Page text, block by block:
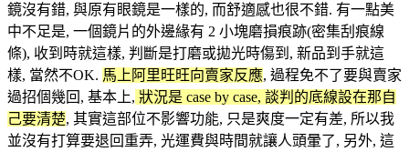
鏡沒有錯, 與原有眼鏡是一樣的, 而舒適感也很不錯. 有一點美
中不足是, 一個鏡片的外邊緣有 2 小塊磨損痕跡(密集刮痕線
條), 收到時就這樣, 判斷是打磨或拋光時傷到, 新品到手就這
樣, 當然不OK. 馬上阿里旺旺向賣家反應, 過程免不了要與賣家
過招個幾回, 基本上, 狀況是 case by case, 談判的底線設在那自
己要清楚, 其實這部位不影響功能, 只是爽度一定有差, 所以我
並沒有打算要退回重弄, 光運費與時間就讓人頭暈了, 另外, 這